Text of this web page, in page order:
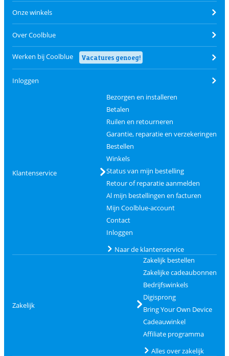
Onze winkels
Over Coolblue
Werken bij Coolblue Vacatures genoeg!
Inloggen
Klantenservice
Bezorgen en installeren
Betalen
Ruilen en retourneren
Garantie, reparatie en verzekeringen
Bestellen
Winkels
Status van mijn bestelling
Retour of reparatie aanmelden
Al mijn bestellingen en facturen
Mijn Coolblue-account
Contact
Inloggen
Naar de klantenservice
Zakelijk
Zakelijk bestellen
Zakelijke cadeaubonnen
Bedrijfswinkels
Digisprong
Bring Your Own Device
Cadeauwinkel
Affiliate programma
Alles over zakelijk